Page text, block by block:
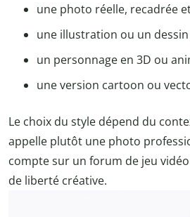
une photo réelle, recadrée
une illustration ou un dessin
un personnage en 3D ou
une version cartoon ou
Le choix du style dépend du
appelle plutôt une photo
compte sur un forum de jeu
de liberté créative.